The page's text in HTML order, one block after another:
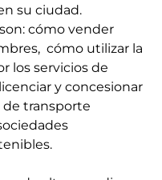
su ciudad.
cómo vender
cómo utilizar la
los servicios de
y concesionar
de transporte